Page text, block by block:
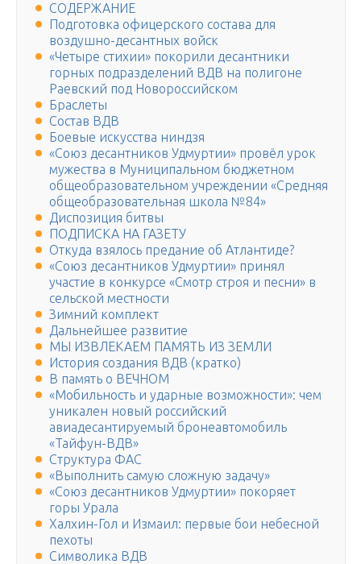
СОДЕРЖАНИЕ
Подготовка офицерского состава для
воздушно-десантных войск
«Четыре стихии» покорили десантники
горных подразделений ВДВ на полигоне
Раевский под Новороссийском
Браслеты
Состав ВДВ
Боевые искусства ниндзя
«Союз десантников Удмуртии» провёл урок
мужества в Муниципальном бюджетном
общеобразовательном учреждении «Средняя
общеобразовательная школа №84»
Диспозиция битвы
ПОДПИСКА НА ГАЗЕТУ
Откуда взялось предание об Атлантиде?
«Союз десантников Удмуртии» принял
участие в конкурсе «Смотр строя и песни» в
сельской местности
Зимний комплект
Дальнейшее развитие
МЫ ИЗВЛЕКАЕМ ПАМЯТЬ ИЗ ЗЕМЛИ
История создания ВДВ (кратко)
В память о ВЕЧНОМ
«Мобильность и ударные возможности»: чем
уникален новый российский
авиадесантируемый бронеавтомобиль
«Тайфун-ВДВ»
Структура ФАС
«Выполнить самую сложную задачу»
«Союз десантников Удмуртии» покоряет
горы Урала
Халхин-Гол и Измаил: первые бои небесной
пехоты
Символика ВДВ